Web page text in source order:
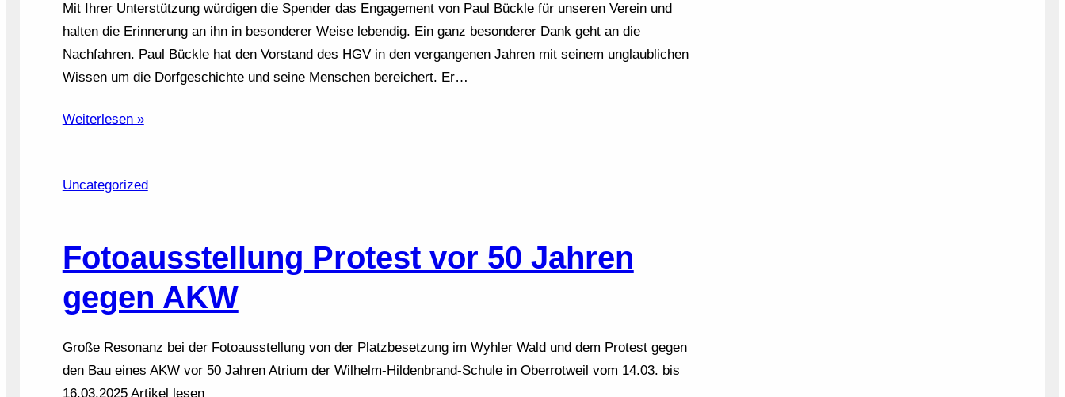
Mit Ihrer Unterstützung würdigen die Spender das Engagement von Paul Bückle für unseren Verein und
halten die Erinnerung an ihn in besonderer Weise lebendig. Ein ganz besonderer Dank geht an die
Nachfahren. Paul Bückle hat den Vorstand des HGV in den vergangenen Jahren mit seinem unglaublichen
Wissen um die Dorfgeschichte und seine Menschen bereichert. Er…
Weiterlesen »
Uncategorized
Fotoausstellung Protest vor 50 Jahren
gegen AKW
Große Resonanz bei der Fotoausstellung von der Platzbesetzung im Wyhler Wald und dem Protest gegen
den Bau eines AKW vor 50 Jahren Atrium der Wilhelm-Hildenbrand-Schule in Oberrotweil vom 14.03. bis
16.03.2025 Artikel lesen